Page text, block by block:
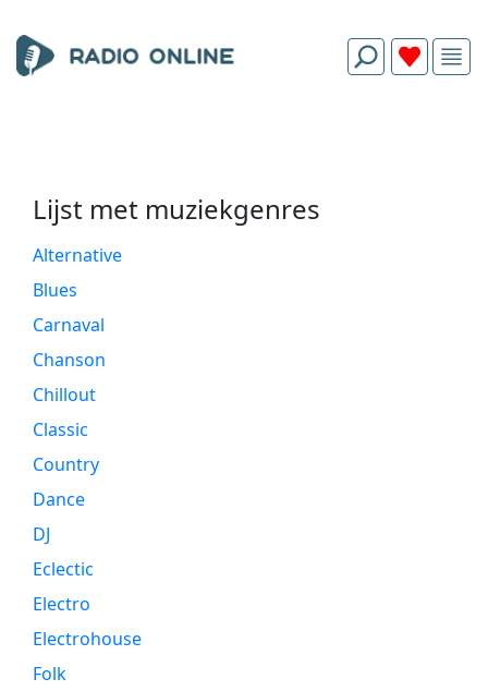
Lijst met muziekgenres
Alternative
Blues
Carnaval
Chanson
Chillout
Classic
Country
Dance
DJ
Eclectic
Electro
Electrohouse
Folk